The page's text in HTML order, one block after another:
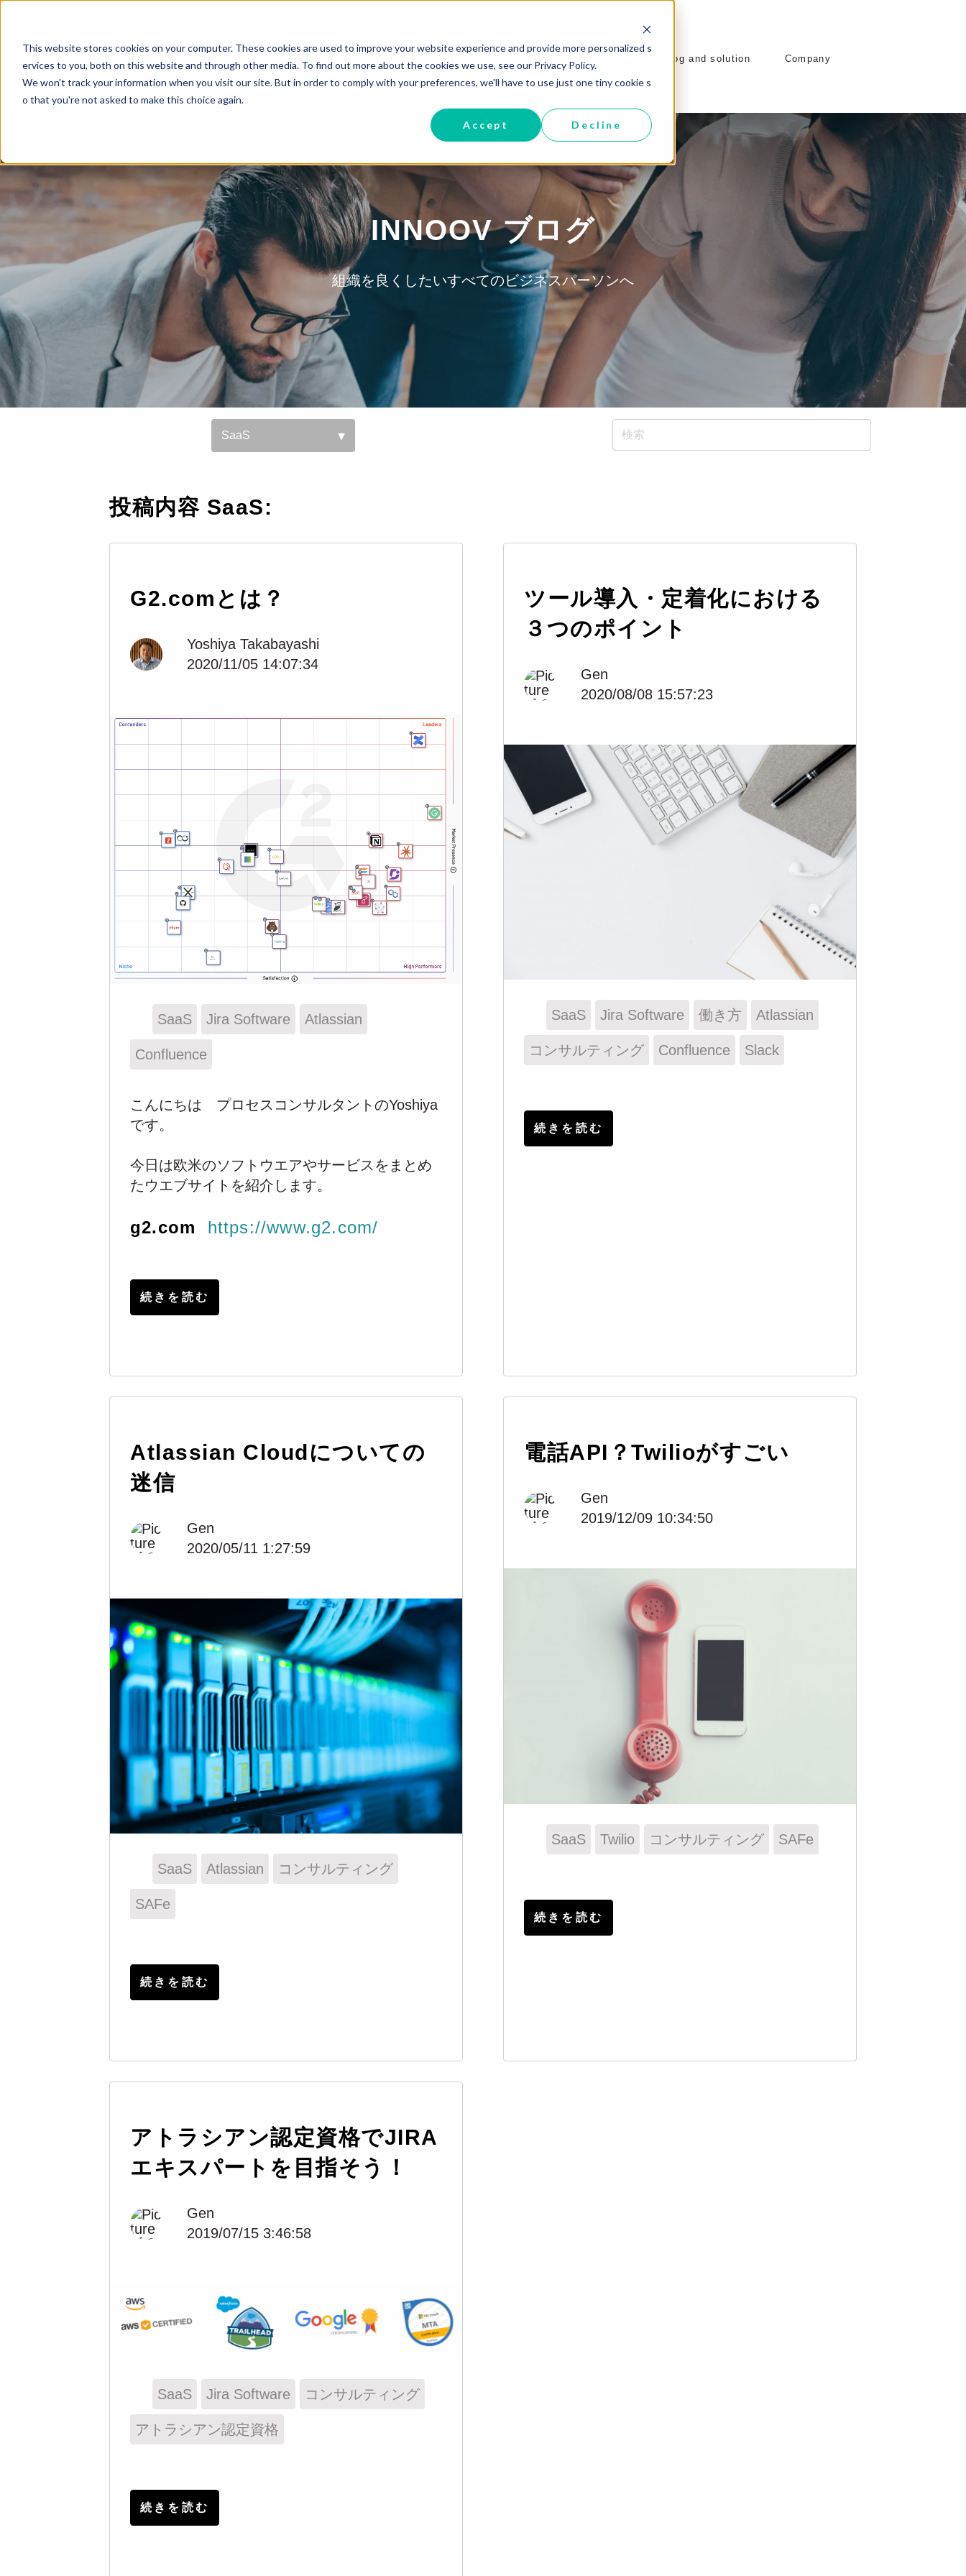
This website stores cookies on your computer. These cookies are used to improve your website experience and provide more personalized s
ervices to you, both on this website and through other media. To find out more about the cookies we use, see our Privacy Policy.
We won't track your information when you visit our site. But in order to comply with your preferences, we'll have to use just one tiny cookie s
o that you're not asked to make this choice again.
Accept Decline
Blog and solution Company
INNOOV ブログ
組織を良くしたいすべてのビジネスパーソンへ
投稿内容 SaaS:
G2.comとは？
Yoshiya Takabayashi
2020/11/05 14:07:34
SaaS Jira Software Atlassian
Confluence
こんにちは プロセスコンサルタントのYoshiya
です。
今日は欧米のソフトウエアやサービスをまとめ
たウエブサイトを紹介します。
g2.com https://www.g2.com/
続きを読む
ツール導入・定着化における
３つのポイント
Gen
2020/08/08 15:57:23
SaaS Jira Software 働き方 Atlassian
コンサルティング Confluence Slack
続きを読む
Atlassian Cloudについての
迷信
Gen
2020/05/11 1:27:59
SaaS Atlassian コンサルティング
SAFe
続きを読む
電話API？Twilioがすごい
Gen
2019/12/09 10:34:50
SaaS Twilio コンサルティング SAFe
続きを読む
アトラシアン認定資格でJIRA
エキスパートを目指そう！
Gen
2019/07/15 3:46:58
SaaS Jira Software コンサルティング
アトラシアン認定資格
続きを読む